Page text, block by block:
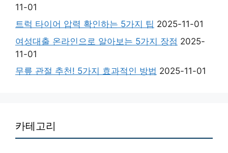
11-01
트럭 타이어 압력 확인하는 5가지 팁 2025-11-01
여성대출 온라인으로 알아보는 5가지 장점 2025-
11-01
무릎 관절 추천! 5가지 효과적인 방법 2025-11-01
카테고리